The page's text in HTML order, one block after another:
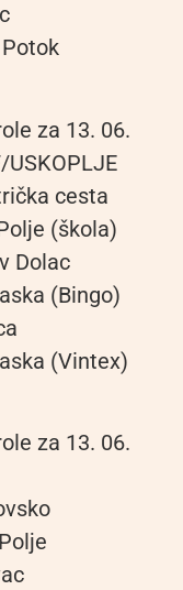
za 13. 06.
USKOPLJE
cesta
(škola)
Dolac
(Bingo)
(Vintex)
za 13. 06.